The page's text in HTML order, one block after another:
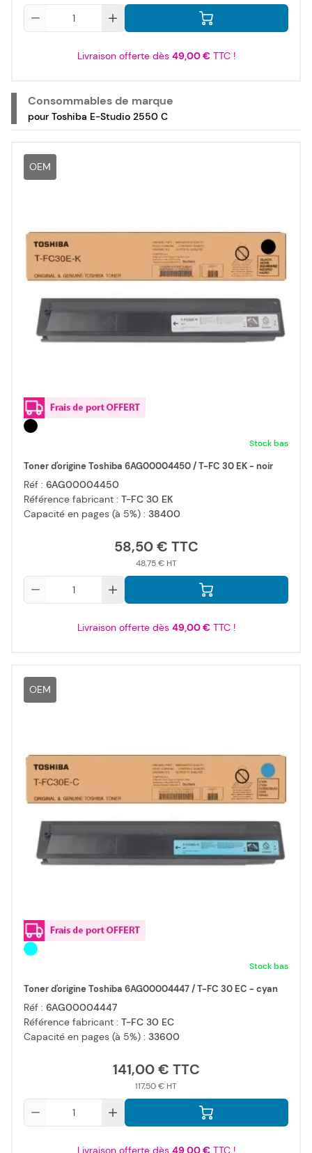
Livraison offerte dès 49,00 €TTC !
Consommables de marque
pour Toshiba E-Studio 2550 C
OEM
Stock bas
Toner d'origine Toshiba 6AG00004450 / T-FC 30 EK - noir
Réf : 6AG00004450
Référence fabricant : T-FC 30 EK
Capacité en pages (à 5%) : 38400
58,50 €
48,75 €
Livraison offerte dès 49,00 €TTC !
OEM
Stock bas
Toner d'origine Toshiba 6AG00004447 / T-FC 30 EC - cyan
Réf : 6AG00004447
Référence fabricant : T-FC 30 EC
Capacité en pages (à 5%) : 33600
141,00 €
117,50 €
Livraison offerte dès 49,00 €TTC !